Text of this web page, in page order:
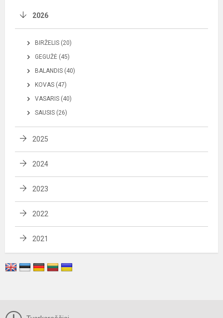
2026
BIRŽELIS (20)
GEGUŽĖ (45)
BALANDIS (40)
KOVAS (47)
VASARIS (40)
SAUSIS (26)
2025
2024
2023
2022
2021